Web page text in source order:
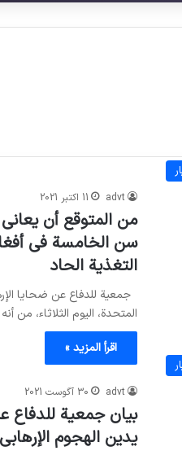
advt 11 اکتبر 2021
من المتوقع أن
سن الخامسة في
التغذية الحاد
جمعية للدفاع عن ضحايا
المتحدة، اليوم الثلاثاء، من
اقرأ المزيد »
advt 30 آگوست 2021
بيان جمعية للدفاع
يدين الهجوم